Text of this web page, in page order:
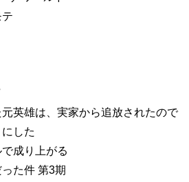
英雄は、実家から追放されたので
した
成り上がる
た件 第3期